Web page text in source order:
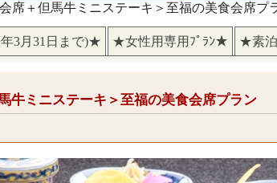
席＋但馬牛ミニステーキ＞至福の美食会席プ
3月31日まで)★ ★女性用専用ﾌﾟﾗﾝ★ ★素泊
牛ミニステーキ＞至福の美食会席プラン